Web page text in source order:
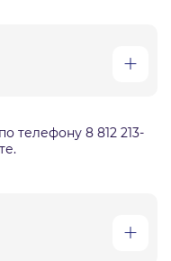
телефону 8 812 213-